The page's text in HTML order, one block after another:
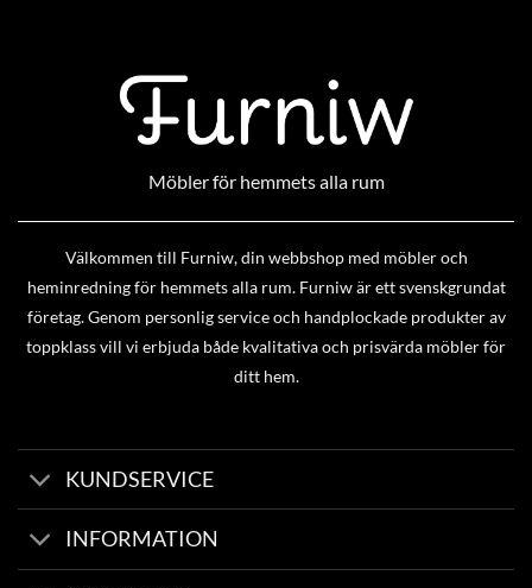
Möbler för hemmets alla rum
Välkommen till Furniw, din webbshop med möbler och
heminredning för hemmets alla rum. Furniw är ett svenskgrundat
företag. Genom personlig service och handplockade produkter av
toppklass vill vi erbjuda både kvalitativa och prisvärda möbler för
ditt hem.
KUNDSERVICE
INFORMATION